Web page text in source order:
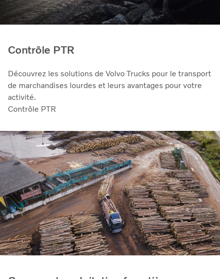
Contrôle PTR
Découvrez les solutions de Volvo Trucks pour le transport
de marchandises lourdes et leurs avantages pour votre
activité.
Contrôle PTR